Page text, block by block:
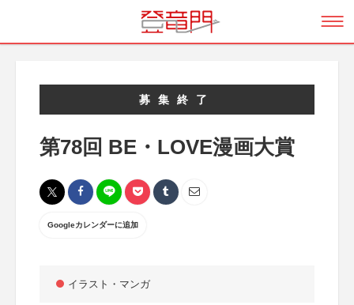
募集終了
第78回 BE・LOVE漫画大賞
Googleカレンダーに追加
イラスト・マンガ